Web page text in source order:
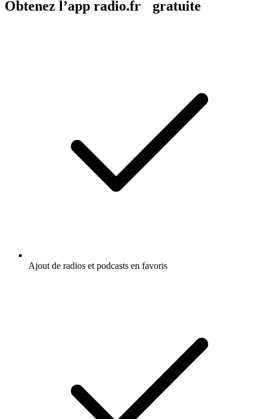
Obtenez l’app radio.fr gratuite
Ajout de radios et podcasts en favoris